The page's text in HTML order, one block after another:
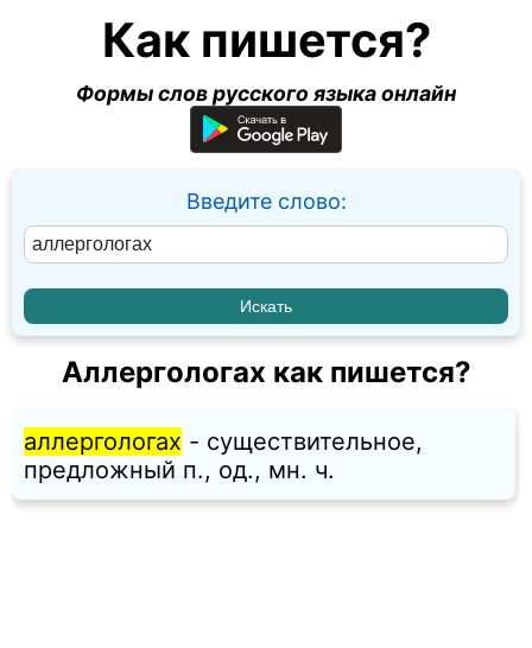
Как пишется?
Формы слов русского языка онлайн
Введите слово:
Аллергологах как пишется?
аллергологах - существительное,
предложный п., од., мн. ч.